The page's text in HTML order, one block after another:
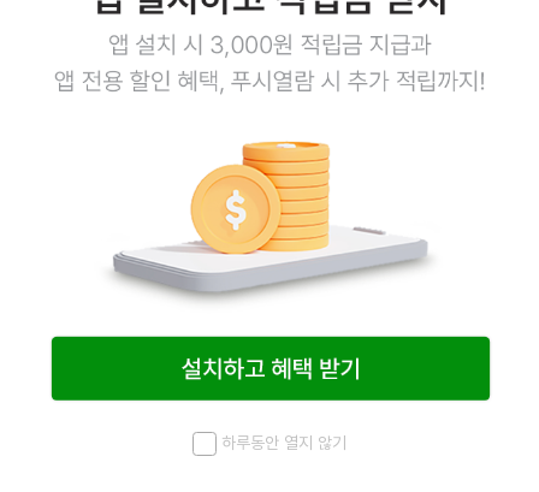
상품링크
9,400원 9,400원
22
상품링크
하루동안 열지 않기